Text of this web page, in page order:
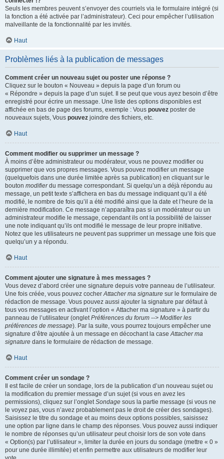
Seuls les membres peuvent s’envoyer des courriels via le formulaire intégré (si
la fonction a été activée par l’administrateur). Ceci pour empêcher l’utilisation
malveillante de la fonctionnalité par les invités.
Haut
Problèmes liés à la publication de messages
Comment créer un nouveau sujet ou poster une réponse ?
Cliquez sur le bouton « Nouveau » depuis la page d’un forum ou
« Répondre » depuis la page d’un sujet. Il se peut que vous ayez besoin d’être
enregistré pour écrire un message. Une liste des options disponibles est
affichée en bas de page des forums, exemple : Vous pouvez poster de
nouveaux sujets, Vous pouvez joindre des fichiers, etc.
Haut
Comment modifier ou supprimer un message ?
À moins d’être administrateur ou modérateur, vous ne pouvez modifier ou
supprimer que vos propres messages. Vous pouvez modifier un message
(quelquefois dans une durée limitée après sa publication) en cliquant sur le
bouton modifierdu message correspondant. Si quelqu’un a déjà répondu au
message, un petit texte s’affichera en bas du message indiquant qu’il a été
modifié, le nombre de fois qu’il a été modifié ainsi que la date et l’heure de la
dernière modification. Ce message n’apparaîtra pas si un modérateur ou un
administrateur modifie le message, cependant ils ont la possibilité de laisser
une note indiquant qu’ils ont modifié le message de leur propre initiative.
Notez que les utilisateurs ne peuvent pas supprimer un message une fois que
quelqu’un y a répondu.
Haut
Comment ajouter une signature à mes messages ?
Vous devez d’abord créer une signature depuis votre panneau de l’utilisateur.
Une fois créée, vous pouvez cocherAttacher ma signature sur le formulaire de
rédaction de message. Vous pouvez aussi ajouter la signature par défaut à
tous vos messages en activant l’option « Attacher ma signature » à partir du
panneau de l’utilisateur (ongletPréférences du forum --> Modifier les
préférences de message). Par la suite, vous pourrez toujours empêcher une
signature d’être ajoutée à un message en décochant la caseAttacher ma
signature dans le formulaire de rédaction de message.
Haut
Comment créer un sondage ?
Il est facile de créer un sondage, lors de la publication d’un nouveau sujet ou
la modification du premier message d’un sujet (si vous en avez les
permissions), cliquez sur l’ongletSondage sous la partie message (si vous ne
le voyez pas, vous n’avez probablement pas le droit de créer des sondages).
Saisissez le titre du sondage et au moins deux options possibles, saisissez
une option par ligne dans le champ des réponses. Vous pouvez aussi indiquer
le nombre de réponses qu’un utilisateur peut choisir lors de son vote dans
« Option(s) par l’utilisateur », limiter la durée en jours du sondage (mettre « 0 »
pour une durée illimitée) et enfin permettre aux utilisateurs de modifier leur